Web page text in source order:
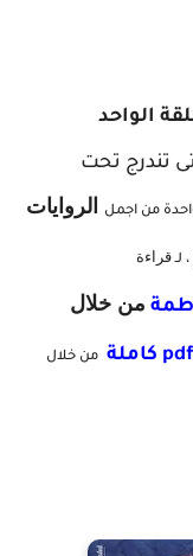
الواحد
تندرج تحت
من اجمل الروايات
لـقراءة
من خلال
من خلال